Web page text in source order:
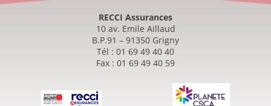
RECCI Assurances
10 av. Emile Aillaud
B.P.91 – 91350 Grigny
Tél : 01 69 49 40 40
Fax : 01 69 49 40 59